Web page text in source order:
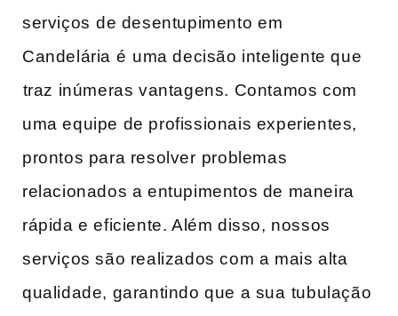
serviços⁣ de desentupimento⁣ em⁤
Candelária ⁤é⁢ uma decisão inteligente que
⁢traz inúmeras vantagens.‌ Contamos ​com
uma equipe de profissionais ​experientes,
‌prontos para resolver⁢ problemas⁢
relacionados a entupimentos de‌ maneira
rápida e eficiente. Além disso, nossos
serviços​ são​ realizados com ‌a​ mais alta
qualidade, garantindo que a sua ⁢tubulação